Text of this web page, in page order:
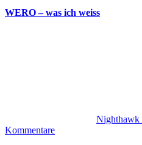
WERO – was ich weiss
Nighthawk
Kommentare